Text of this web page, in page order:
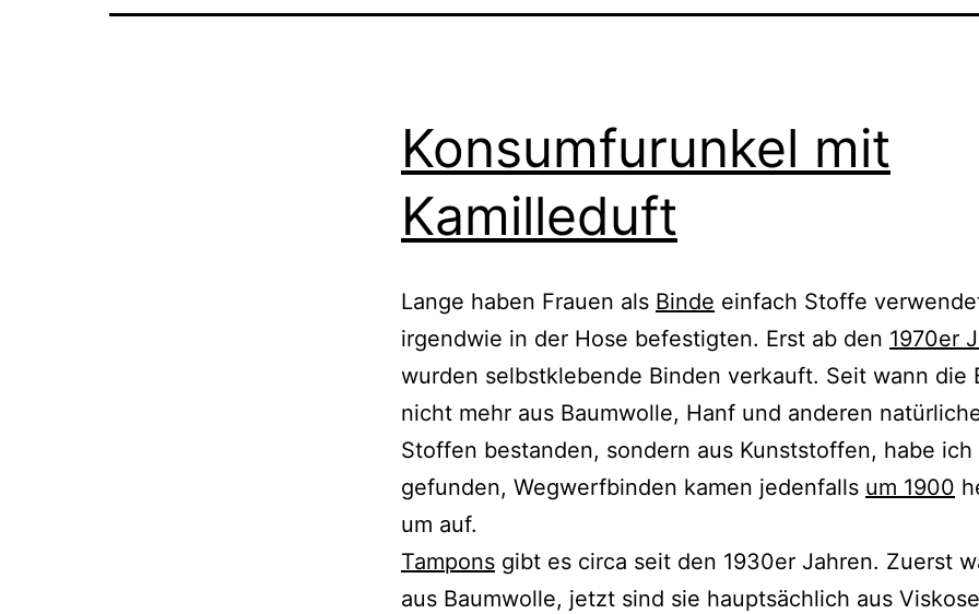
Konsumfurunkel mit
Kamilleduft
Lange haben Frauen als Binde ein­fach Stoffe
irgend­wie in der Hose befes­tig­ten. Erst ab den 1970er
wur­den selbst­kle­ben­de Binden ver­kauft. Seit wann die
nicht mehr aus Baumwolle, Hanf und ande­ren
Stoffen bestan­den, son­dern aus Kunststoffen, habe
gefun­den, Wegwerfbinden kamen jeden­falls um 1900
um auf.
Tampons gibt es cir­ca seit den 1930er Jahren. Zuerst
aus Baumwolle, jetzt sind sie haupt­säch­lich aus